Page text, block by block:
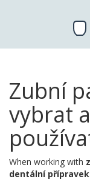
Zubní
vybrat
When working with
dentální